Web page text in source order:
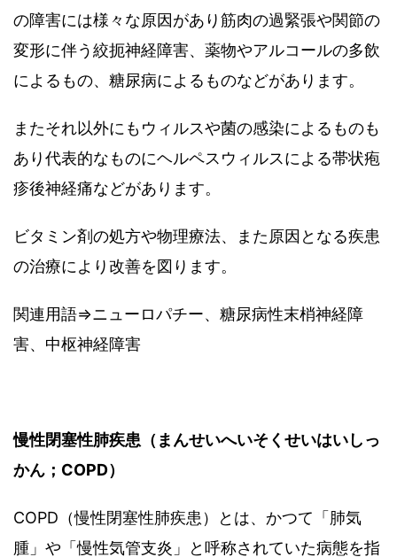
の障害には様々な原因があり筋肉の過緊張や関節の
変形に伴う絞扼神経障害、薬物やアルコールの多飲
によるもの、糖尿病によるものなどがあります。
またそれ以外にもウィルスや菌の感染によるものも
あり代表的なものにヘルペスウィルスによる帯状疱
疹後神経痛などがあります。
ビタミン剤の処方や物理療法、また原因となる疾患
の治療により改善を図ります。
関連用語⇒ニューロパチー、糖尿病性末梢神経障
害、中枢神経障害
慢性閉塞性肺疾患（まんせいへいそくせいはいしっ
かん； COPD）
COPD（慢性閉塞性肺疾患）とは、かつて「肺気
腫」や「慢性気管支炎」と呼称されていた病態を指